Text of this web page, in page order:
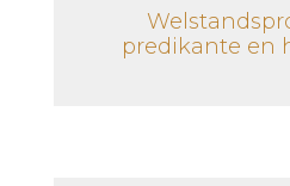
predikante en